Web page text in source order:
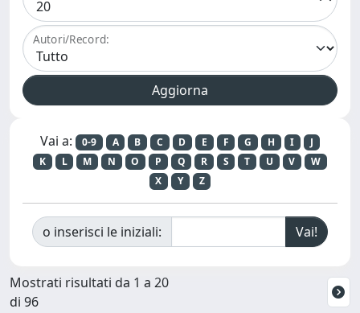
Autori/Record:
Vai a: 0-9 A B C D E F G H I
J
K
L M N O P Q R S T U V
W
X
Y Z
o inserisci le iniziali:
Mostrati risultati da 1 a 20
di 96